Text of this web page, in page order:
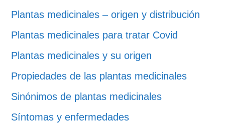
Plantas medicinales – origen y distribución
Plantas medicinales para tratar Covid
Plantas medicinales y su origen
Propiedades de las plantas medicinales
Sinónimos de plantas medicinales
Síntomas y enfermedades